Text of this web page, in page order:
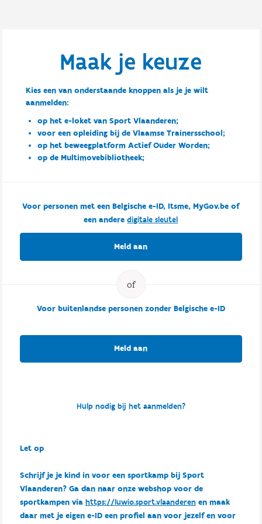
Maak je keuze
Kies een van onderstaande knoppen als je je wilt
aanmelden:
op het e-loket van Sport Vlaanderen;
voor een opleiding bij de Vlaamse Trainersschool;
op het beweegplatform Actief Ouder Worden;
op de Multimovebibliotheek;
Voor personen met een Belgische e-ID, Itsme, MyGov.be of
een anderedigitale sleutel
Meld aan
Voor buitenlandse personen zonder Belgische e-ID
Meld aan
Hulp nodig bij het aanmelden?
Let op
Schrijf je je kind in voor een sportkamp bij Sport
Vlaanderen? Ga dan naar onze webshop voor de
sportkampen via https://luwio.sport.vlaanderenen maak
daar met je eigen e-ID een profiel aan voor jezelf en voor